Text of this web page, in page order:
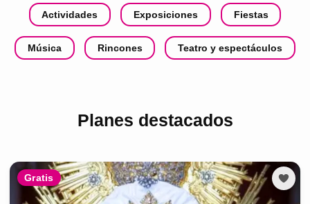
Actividades Exposiciones Fiestas
Música Rincones Teatro y espectáculos
Planes destacados
Gratis